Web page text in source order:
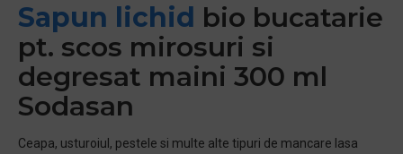
Sapun lichid bio bucatarie
pt. scos mirosuri si
degresat maini 300 ml
Sodasan
Ceapa, usturoiul, pestele si multe alte tipuri de mancare lasa